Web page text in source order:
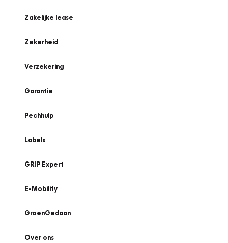
Zakelijke lease
Zekerheid
Verzekering
Garantie
Pechhulp
Labels
GRIP Expert
E-Mobility
GroenGedaan
Over ons